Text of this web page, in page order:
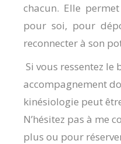
chacun. Elle
pour soi, pour
reconnecter à son
Si vous ressentez le
accompagnement
kinésiologie peut
N’hésitez pas à me
plus ou pour